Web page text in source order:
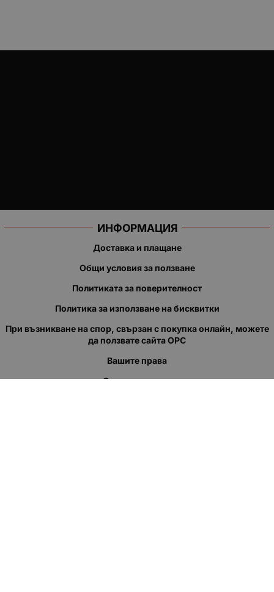
ИНФОРМАЦИЯ
Доставка и плащане
Общи условия за ползване
Политиката за поверителност
Политика за използване на бисквитки
При възникване на спор, свързан с покупка онлайн, можете
да ползвате сайта ОРС
Вашите права
Отказ от сделка